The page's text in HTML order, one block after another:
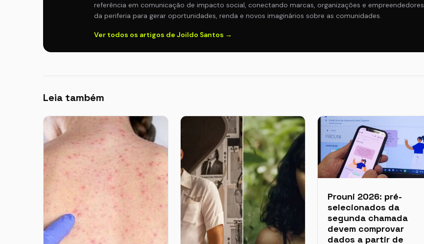
referência em comunicação de impacto social, conectando marcas, organizações e empreendedores
da periferia para gerar oportunidades, renda e novos imaginários sobre as comunidades.
Ver todos os artigos de Joildo Santos →
Leia também
Prouni 2026: pré-
selecionados da
segunda chamada
devem comprovar
dados a partir de